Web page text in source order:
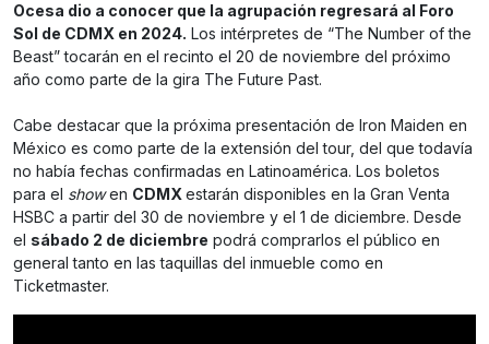
Ocesa dio a conocer que la agrupación regresará al Foro
Sol de CDMX en 2024. Los intérpretes de “The Number of the
Beast” tocarán en el recinto el 20 de noviembre del próximo
año como parte de la gira The Future Past.
Cabe destacar que la próxima presentación de Iron Maiden en
México es como parte de la extensión del tour, del que todavía
no había fechas confirmadas en Latinoamérica. Los boletos
para el showen CDMX estarán disponibles en la Gran Venta
HSBC a partir del 30 de noviembre y el 1 de diciembre. Desde
el sábado 2 de diciembre podrá comprarlos el público en
general tanto en las taquillas del inmueble como en
Ticketmaster.